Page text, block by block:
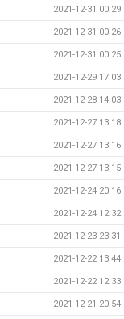
2021-12-31 00:29
2021-12-31 00:26
2021-12-31 00:25
2021-12-29 17:03
2021-12-28 14:03
2021-12-27 13:18
2021-12-27 13:16
2021-12-27 13:15
2021-12-24 20:16
2021-12-24 12:32
2021-12-23 23:31
2021-12-22 13:44
2021-12-22 12:33
2021-12-21 20:54